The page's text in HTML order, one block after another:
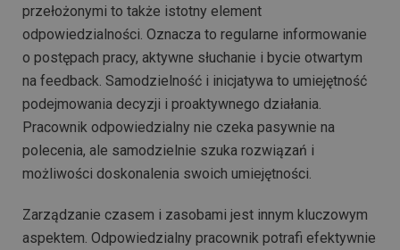
przełożonymi to także istotny element
odpowiedzialności. Oznacza to regularne informowanie
o postępach pracy, aktywne słuchanie i bycie otwartym
na feedback. Samodzielność i inicjatywa to umiejętność
podejmowania decyzji i proaktywnego działania.
Pracownik odpowiedzialny nie czeka pasywnie na
polecenia, ale samodzielnie szuka rozwiązań i
możliwości doskonalenia swoich umiejętności.
Zarządzanie czasem i zasobami jest innym kluczowym
aspektem. Odpowiedzialny pracownik potrafi efektywnie